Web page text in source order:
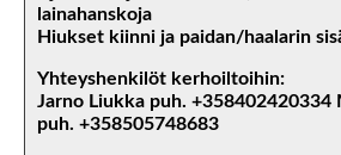
lainahanskoja
Hiukset kiinni ja paidan/haalarin
Yhteyshenkilöt kerhoiltoihin:
Jarno Liukka puh. +358402420334
puh. +358505748683